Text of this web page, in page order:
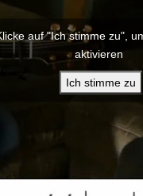
auf "Ich stimme zu",
aktivieren
Ich stimme zu